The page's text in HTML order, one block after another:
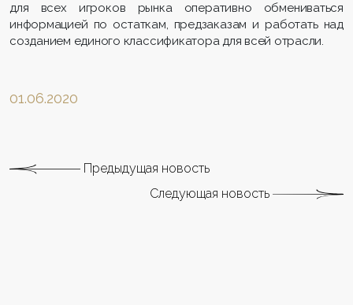
для всех игроков рынка оперативно обмениваться
информацией по остаткам, предзаказам и работать над
созданием единого классификатора для всей отрасли.
01.06.2020
Предыдущая новость
Следующая новость